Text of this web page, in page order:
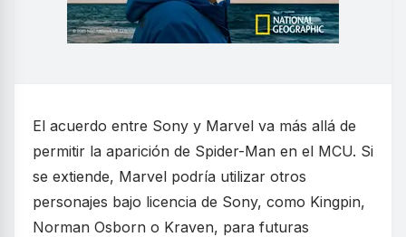
El acuerdo entre Sony y Marvel va más allá de
permitir la aparición de Spider-Man en el MCU. Si
se extiende, Marvel podría utilizar otros
personajes bajo licencia de Sony, como Kingpin,
Norman Osborn o Kraven, para futuras